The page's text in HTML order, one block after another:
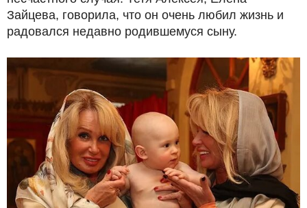
Зайцева, говорила, что он очень любил жизнь и
радовался недавно родившемуся сыну.